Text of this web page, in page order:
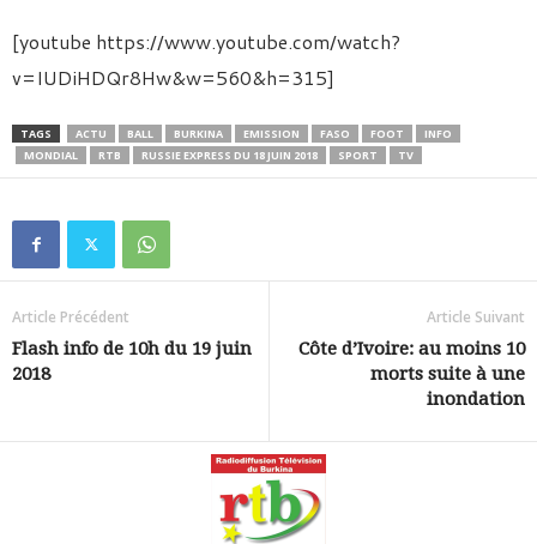
[youtube https://www.youtube.com/watch?
v=IUDiHDQr8Hw&w=560&h=315]
TAGS ACTU BALL BURKINA EMISSION FASO FOOT
INFO
MONDIAL
RTB RUSSIE EXPRESS DU 18 JUIN 2018 SPORT TV
Article Précédent
Flash info de 10h du 19 juin
2018
Article Suivant
Côte d’Ivoire: au moins 10
morts suite à une
inondation